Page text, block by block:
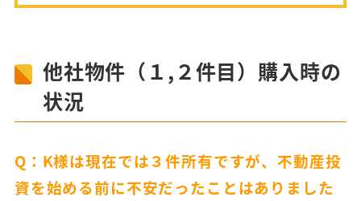
他社物件（１,２件目）購入時の
状況
Q：K様は現在では３件所有ですが、不動産投
資を始める前に不安だったことはありました